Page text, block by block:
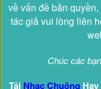
về vấn đề bản
tác giả vui lòng liên
Chúc các
Tải Nhạc Chuông